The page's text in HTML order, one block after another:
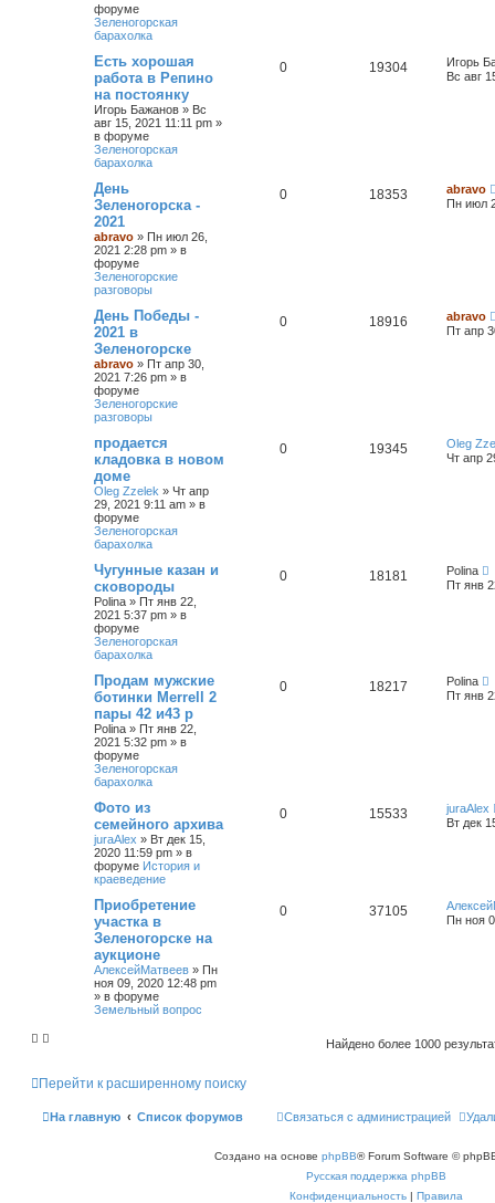
форуме
Зеленогорская
барахолка
Есть хорошая
работа в Репино
на постоянку
Игорь Бажанов » Вс
авг 15, 2021 11:11 pm »
в форуме
Зеленогорская
барахолка
0 19304
Игорь
Вс авг
День
Зеленогорска -
2021
abravo » Пн июл 26,
2021 2:28 pm » в
форуме
Зеленогорские
разговоры
0 18353
abravo
Пн июл
День Победы -
2021 в
Зеленогорске
abravo » Пт апр 30,
2021 7:26 pm » в
форуме
Зеленогорские
разговоры
0 18916
abravo
Пт апр
продается
кладовка в новом
доме
Oleg Zzelek » Чт апр
29, 2021 9:11 am » в
форуме
Зеленогорская
барахолка
0 19345
Oleg
Чт апр
Чугунные казан и
сковороды
Polina » Пт янв 22,
2021 5:37 pm » в
форуме
Зеленогорская
барахолка
0 18181
Polina
Пт янв
Продам мужские
ботинки Merrell 2
пары 42 и43 р
Polina » Пт янв 22,
2021 5:32 pm » в
форуме
Зеленогорская
барахолка
0 18217
Polina
Пт янв
Фото из
семейного архива
juraAlex » Вт дек 15,
2020 11:59 pm » в
форуме История и
краеведение
0 15533
juraAlex
Вт дек
Приобретение
участка в
Зеленогорске на
аукционе
АлексейМатвеев » Пн
ноя 09, 2020 12:48 pm
» в форуме
Земельный вопрос
0 37105
Пн ноя
Найдено более 1000
Перейти к расширенному поиску
На главную Список форумов Связаться с администрацией
Создано на основе phpBB® Forum Software ©
Русская поддержка phpBB
Конфиденциальность | Правила